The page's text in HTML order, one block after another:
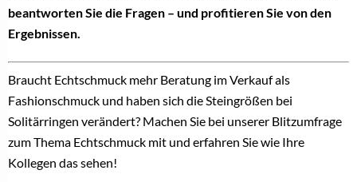
beantworten Sie die Fragen – und profitieren Sie von den
Ergebnissen.
Braucht Echtschmuck mehr Beratung im Verkauf als
Fashionschmuck und haben sich die Steingrößen bei
Solitärringen verändert? Machen Sie bei unserer Blitzumfrage
zum Thema Echtschmuck mit und erfahren Sie wie Ihre
Kollegen das sehen!